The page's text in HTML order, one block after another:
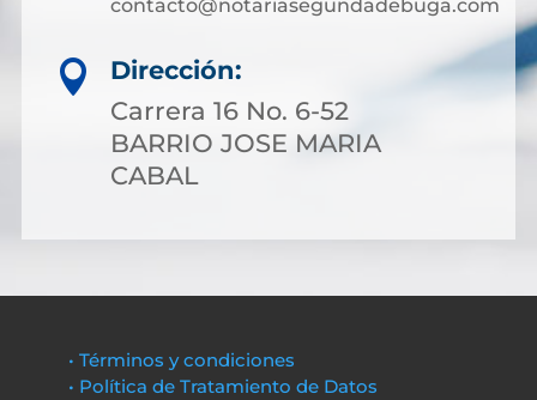
contacto@notariasegundadebuga.com

Dirección:
Carrera 16 No. 6-52
BARRIO JOSE MARIA
CABAL
• Términos y condiciones
• Política de Tratamiento de Datos